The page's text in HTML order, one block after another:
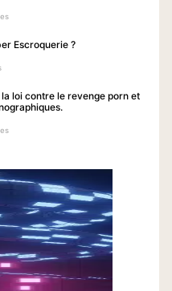
Escroquerie ?
loi contre le revenge porn et